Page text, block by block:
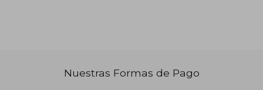
Nuestras Formas de Pago